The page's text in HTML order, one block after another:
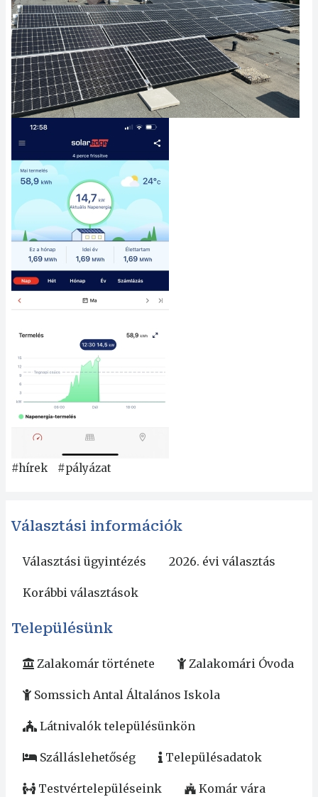
#hírek #pályázat
Választási információk
Választási ügyintézés 2026. évi választás
Korábbi választások
Településünk
Zalakomár története Zalakomári Óvoda
Somssich Antal Általános Iskola
Látnivalók településünkön
Szálláslehetőség Településadatok
Testvértelepüléseink Komár vára